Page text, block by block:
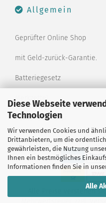
Diese Webseite
Technologien
Wir verwenden Cookies und
Drittanbietern, um die
gewährleisten, die Nutzung
Ihnen ein bestmögliches
Informationen finden Sie in
Alle
Allgemein
Geprüfter Online Shop
mit Geld-zurück-Garantie.
Batteriegesetz
Merkzettel
Kontaktformular
Alle Preise verstehen